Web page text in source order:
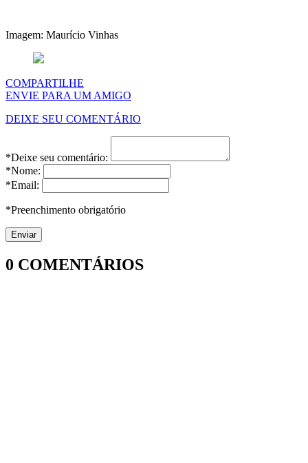
Imagem: Maurício Vinhas
COMPARTILHE
ENVIE PARA UM AMIGO
DEIXE SEU COMENTÁRIO
*Deixe seu comentário:
*Nome:
*Email:
*Preenchimento obrigatório
0 COMENTÁRIOS